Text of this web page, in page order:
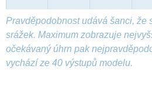
Pravděpodobnost udává šanci, že
srážek. Maximum zobrazuje
očekávaný úhrn pak
vychází ze 40 výstupů modelu.